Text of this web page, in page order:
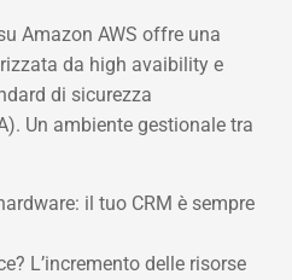
Amazon AWS offre una
da high avaibility e
di sicurezza
Un ambiente gestionale tra
il tuo CRM è sempre
L’incremento delle risorse